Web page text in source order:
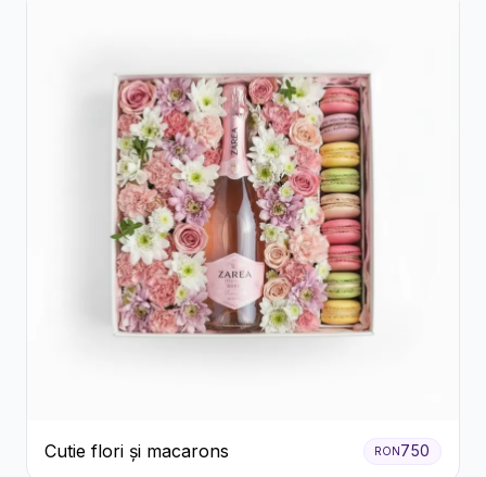
Cutie flori și macarons RON750